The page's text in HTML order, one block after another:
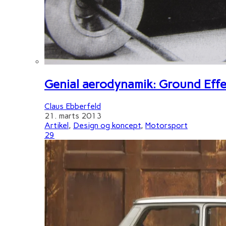
Genial aerodynamik: Ground
Claus Ebberfeld
21. marts 2013
Artikel, Design og koncept, Motorsport
29